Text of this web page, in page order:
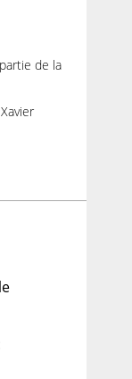
de la